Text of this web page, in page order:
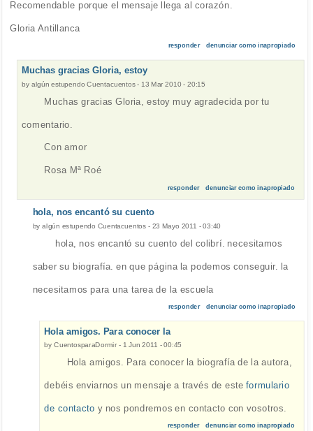
Recomendable porque el mensaje llega al corazón.
Gloria Antillanca
responder denunciar como inapropiado
Muchas gracias Gloria, estoy
by algún estupendo Cuentacuentos- 13 Mar 2010 - 20:15
Muchas gracias Gloria, estoy muy agradecida por tu
comentario.
Con amor
Rosa Mª Roé
responder denunciar como inapropiado
hola, nos encantó su cuento
byalgún estupendo Cuentacuentos - 23 Mayo 2011 - 03:40
hola, nos encantó su cuento del colibrí. necesitamos
saber su biografía. en que página la podemos conseguir. la
necesitamos para una tarea de la escuela
responder denunciar como inapropiado
Hola amigos. Para conocer la
by CuentosparaDormir - 1 Jun 2011 - 00:45
Hola amigos. Para conocer la biografía de la autora,
debéis enviarnos un mensaje a través de esteformulario
de contacto y nos pondremos en contacto con vosotros.
responder denunciar como inapropiado